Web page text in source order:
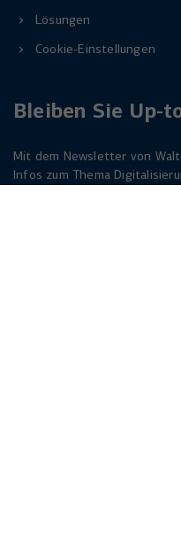
Lösungen
Cookie-Einstellungen
Bleiben Sie Up-
Mit dem Newsletter von
Infos zum Thema